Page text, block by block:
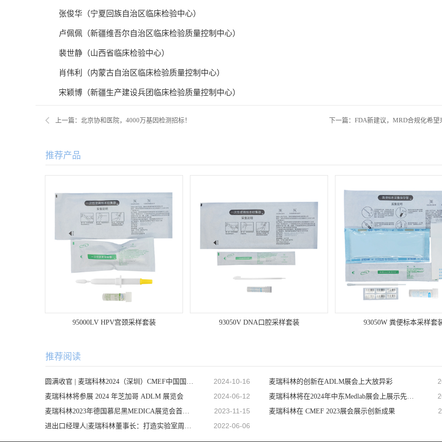
张俊华（宁夏回族自治区临床检验中心）
卢佩佩（新疆维吾尔自治区临床检验质量控制中心）
裴世静（山西省临床检验中心）
肖伟利（内蒙古自治区临床检验质量控制中心）
宋颖博（新疆生产建设兵团临床检验质量控制中心）
上一篇：北京协和医院，4000万基因检测招标！ 下一篇：FDA新建议，MRD合规化希望
推荐产品
95000LV HPV宫颈采样套装 93050V DNA口腔采样套装 93050W 粪便标本采样套
推荐阅读
圆满收官 | 麦瑞科林2024（深圳）CMEF中国国际医疗器械展之行顺利完成！ 2024-10-16 麦瑞科林的创新在ADLM展会上大放异彩
麦瑞科林将参展 2024 年芝加哥 ADLM 展览会 2024-06-12 麦瑞科林将在2024年中东Medlab展会上展示先进技术
麦瑞科林2023年德国慕尼黑MEDICA展览会首日精彩回顾 2023-11-15 麦瑞科林在 CMEF 2023展会展示创新成果
进出口经理人|麦瑞科林董事长：打造实验室周边耗材第一品牌 2022-06-06